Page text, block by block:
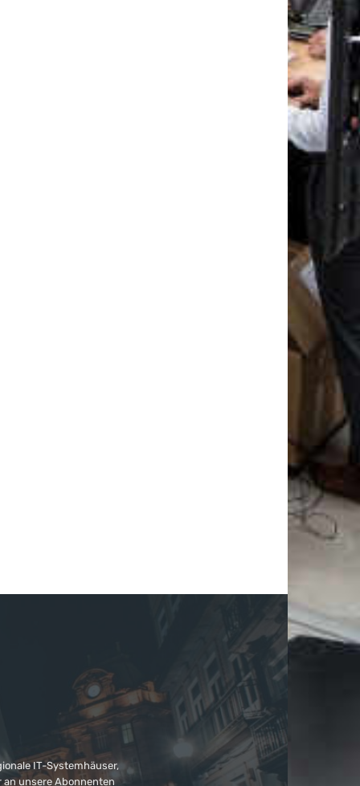
IT-Systemhäuser,
an unsere Abonnenten